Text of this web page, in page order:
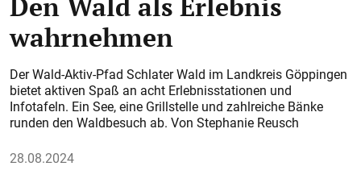
wahrnehmen
Der Wald-Aktiv-Pfad Schlater Wald im Landkreis Göppingen
bietet aktiven Spaß an acht Erlebnisstatio­nen und
Infotafeln. Ein See, eine Grillstelle und zahlreiche Bänke
runden den Waldbesuch ab. Von Stephanie Reusch
28.08.2024